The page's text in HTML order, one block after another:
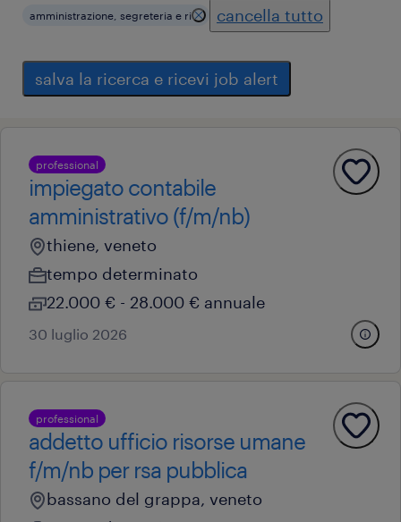
amministrazione, segreteria e ri cancella tutto
salva la ricerca e ricevi job alert
professional
impiegato contabile
amministrativo (f/m/nb)
thiene, veneto
tempo determinato
22.000 € - 28.000 € annuale
30 luglio 2026
professional
addetto ufficio risorse umane
f/m/nb per rsa pubblica
bassano del grappa, veneto